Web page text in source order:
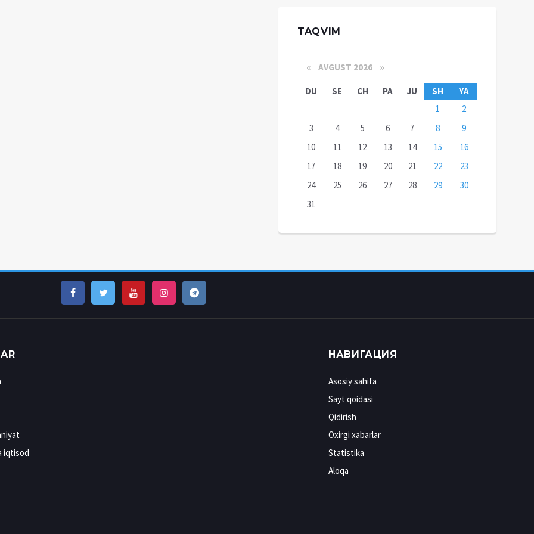
TAQVIM
« AVGUST 2026 »
DU SE CH PA JU SH
YA
1
2
3
4 5 6 7 8
9
10
11 12 13 14 15
16
17
18 19 20 21 22
23
24
25 26 27 28 29
30
31
iqtisod
НАВИГАЦИЯ
Asosiy sahifa
Sayt qoidasi
Qidirish
Oxirgi xabarlar
Statistika
Aloqa